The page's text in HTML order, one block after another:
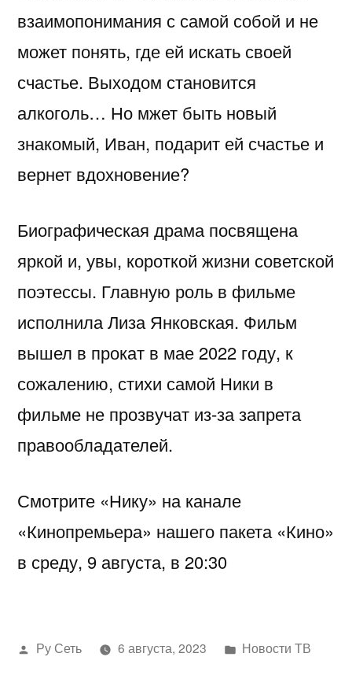
взаимопонимания с самой собой и не
может понять, где ей искать своей
счастье. Выходом становится
алкоголь… Но мжет быть новый
знакомый, Иван, подарит ей счастье и
вернет вдохновение?
Биографическая драма посвящена
яркой и, увы, короткой жизни советской
поэтессы. Главную роль в фильме
исполнила Лиза Янковская. Фильм
вышел в прокат в мае 2022 году, к
сожалению, стихи самой Ники в
фильме не прозвучат из-за запрета
правообладателей.
Смотрите «Нику» на канале
«Кинопремьера» нашего пакета «Кино»
в среду, 9 августа, в 20:30
Написано
Ру Сеть 6 августа, 2023
Написано
Новости ТВ